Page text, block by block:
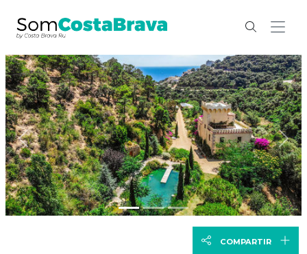
Anterior
COMPARTIR